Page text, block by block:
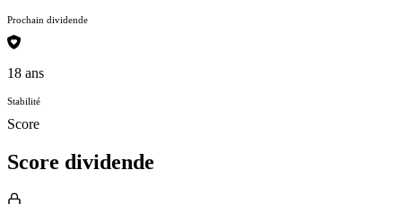
Prochain dividende
18 ans
Stabilité
Score
Score dividende